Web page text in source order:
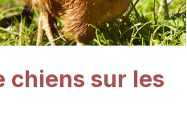
chiens sur les